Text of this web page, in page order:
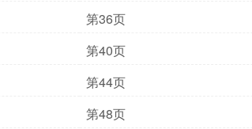
第36页
第40页
第44页
第48页